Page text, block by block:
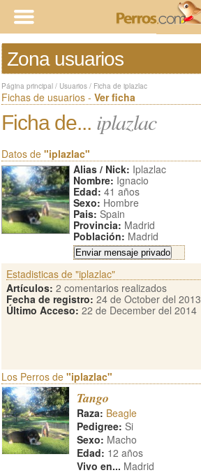
Zona usuarios
Página principal / Usuarios / Ficha de iplazlac
Fichas de usuarios - Ver ficha
Ficha de... iplazlac
Datos de "iplazlac"
Alias / Nick: Iplazlac
Nombre: Ignacio
Edad: 41 años
Sexo: Hombre
Pais: Spain
Provincia: Madrid
Población: Madrid
Estadisticas de "iplazlac"
Artículos: 2 comentarios realizados
Fecha de registro: 24 de October del 2013
Último Acceso: 22 de December del 2014
Los Perros de "iplazlac"
Tango
Raza: Beagle
Pedigree: Si
Sexo: Macho
Edad: 12 años
Vivo en... Madrid